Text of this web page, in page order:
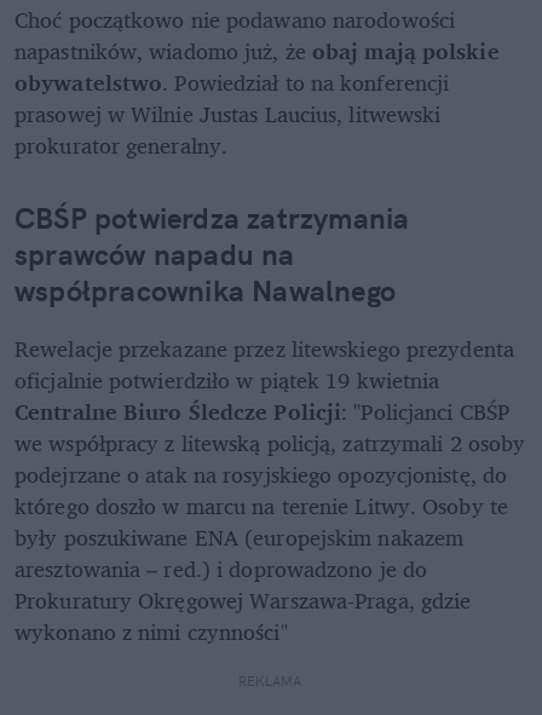
Choć początkowo nie podawano narodowości
napastników, wiadomo już, że obaj mają polskie
obywatelstwo. Powiedział to na konferencji
prasowej w Wilnie Justas Laucius, litwewski
prokurator generalny.
CBŚP potwierdza zatrzymania
sprawców napadu na
współpracownika Nawalnego
Rewelacje przekazane przez litewskiego prezydenta
Centralne Biuro Śledcze Policji: "Policjanci CBŚP
we współpracy z litewską policją, zatrzymali 2 osoby
podejrzane o atak na rosyjskiego opozycjonistę, do
którego doszło w marcu na terenie Litwy. Osoby te
były poszukiwane ENA (europejskim nakazem
aresztowania – red.) i doprowadzono je do
Prokuratury Okręgowej Warszawa-Praga, gdzie
wykonano z nimi czynności"
REKLAMA